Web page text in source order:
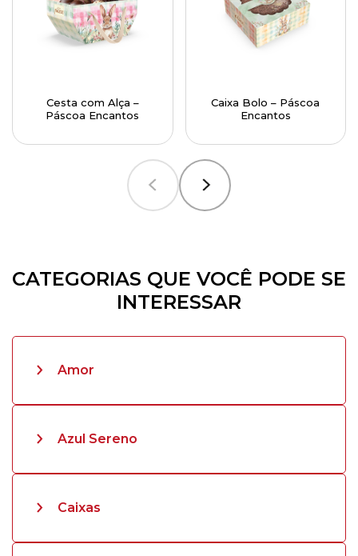
Cesta com Alça –
Páscoa Encantos
Caixa Bolo – Páscoa
Encantos
CATEGORIAS QUE VOCÊ PODE SE
INTERESSAR
Amor
Azul Sereno
Caixas